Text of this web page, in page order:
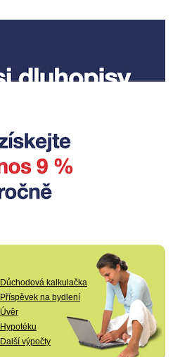
Důchodová kalkulačka
Příspěvek na bydlení
Úvěr
Hypotéku
Další výpočty